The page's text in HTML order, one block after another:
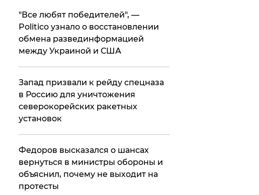
​"Все любят победителей", —
Politico узнало о восстановлении
обмена развединформацией
между Украиной и США
Запад призвали к рейду спецназа
в Россию для уничтожения
северокорейских ракетных
установок
Федоров высказался о шансах
вернуться в министры обороны и
объяснил, почему не выходит на
протесты